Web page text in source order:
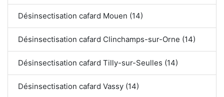
Désinsectisation cafard Mouen (14)
Désinsectisation cafard Clinchamps-sur-Orne (14)
Désinsectisation cafard Tilly-sur-Seulles (14)
Désinsectisation cafard Vassy (14)